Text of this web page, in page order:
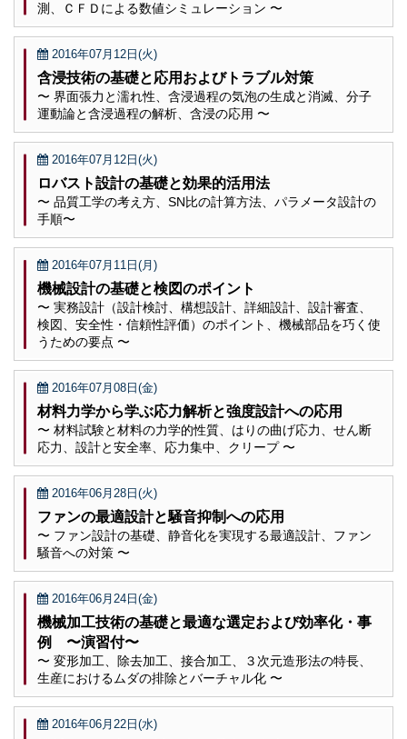
測、ＣＦＤによる数値シミュレーション 〜
2016年07月12日(火)
含浸技術の基礎と応用およびトラブル対策
〜 界面張力と濡れ性、含浸過程の気泡の生成と消滅、分子
運動論と含浸過程の解析、含浸の応用 〜
2016年07月12日(火)
ロバスト設計の基礎と効果的活用法
〜 品質工学の考え方、SN比の計算方法、パラメータ設計の
手順〜
2016年07月11日(月)
機械設計の基礎と検図のポイント
〜 実務設計（設計検討、構想設計、詳細設計、設計審査、
検図、安全性・信頼性評価）のポイント、機械部品を巧く使
うための要点 〜
2016年07月08日(金)
材料力学から学ぶ応力解析と強度設計への応用
〜 材料試験と材料の力学的性質、はりの曲げ応力、せん断
応力、設計と安全率、応力集中、クリープ 〜
2016年06月28日(火)
ファンの最適設計と騒音抑制への応用
〜 ファン設計の基礎、静音化を実現する最適設計、ファン
騒音への対策 〜
2016年06月24日(金)
機械加工技術の基礎と最適な選定および効率化・事
例 〜演習付〜
〜 変形加工、除去加工、接合加工、３次元造形法の特長、
生産におけるムダの排除とバーチャル化 〜
2016年06月22日(水)